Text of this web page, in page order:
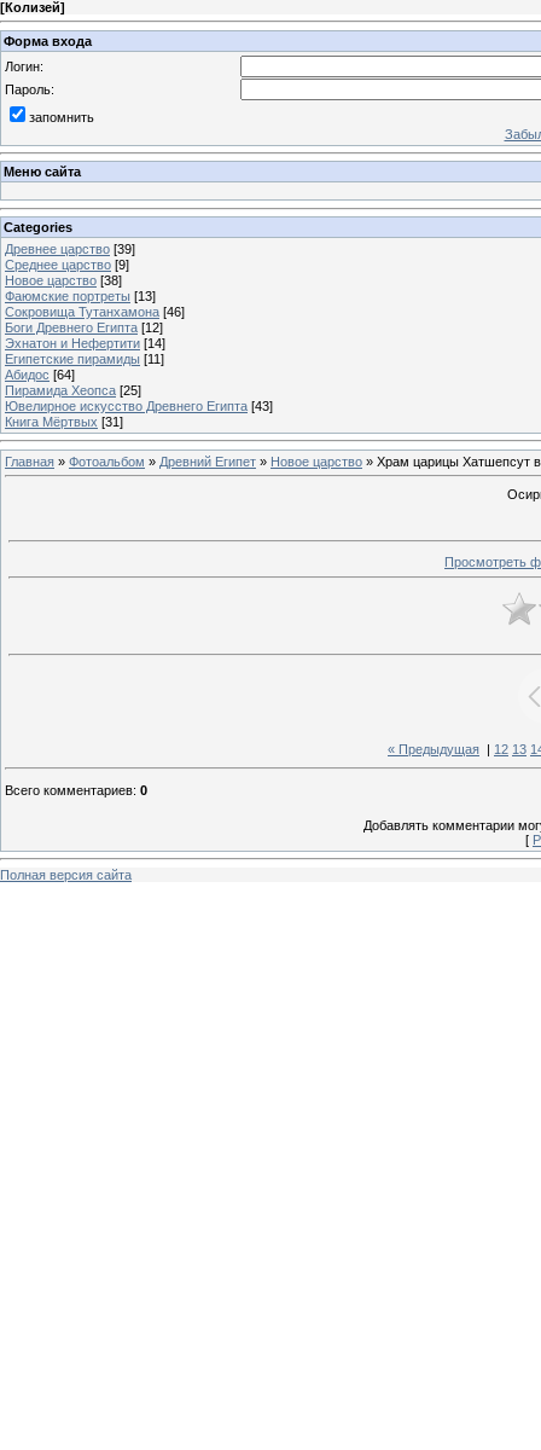
[Колизей]
Форма входа
Логин:
Пароль:
запомнить
Меню сайта
Categories
Древнее царство [39]
Среднее царство [9]
Новое царство [38]
Фаюмские портреты [13]
Сокровища Тутанхамона [46]
Боги Древнего Египта [12]
Эхнатон и Нефертити [14]
Египетские пирамиды [11]
Абидос [64]
Пирамида Хеопса [25]
Ювелирное искусство Древнего Египта [43]
Книга Мёртвых [31]
Главная » Фотоальбом » Древний Египет » Новое царство » Храм царицы Хатшепсут
Просмотреть
« Предыдущая 12 13
Всего комментариев: 0
Добавлять комментарии
[
Полная версия сайта